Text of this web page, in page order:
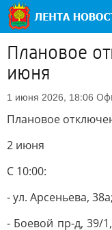
Плановое
июня
1 июня 2026, 18:06
Плановое
2 июня
С 10:00:
- ул. Арсеньева, 38а;
- Боевой пр-д, 39/